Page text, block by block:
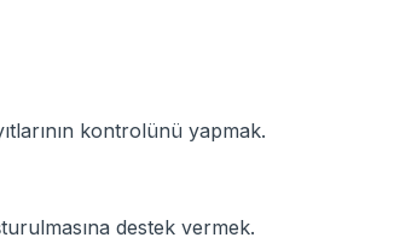
kontrolünü yapmak.
destek vermek.